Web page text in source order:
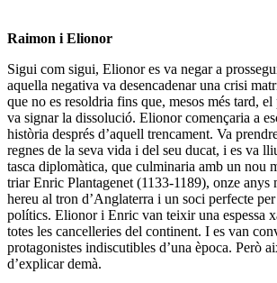
Raimon i Elionor
Sigui com sigui, Elionor es va negar a
aquella negativa va desencadenar una crisi
que no es resoldria fins que, mesos més tard,
va signar la dissolució. Elionor començaria a
història després d’aquell trencament. Va
regnes de la seva vida i del seu ducat, i es va
tasca diplomàtica, que culminaria amb un nou
triar Enric Plantagenet (1133-1189), onze anys
hereu al tron d’Anglaterra i un soci perfecte per
polítics. Elionor i Enric van teixir una espessa
totes les cancelleries del continent. I es van
protagonistes indiscutibles d’una època. Però
d’explicar demà.